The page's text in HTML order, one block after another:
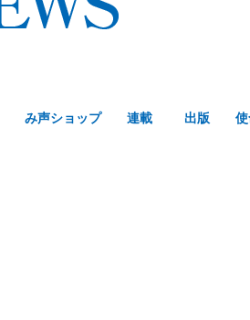
み声ショップ 連載 出版